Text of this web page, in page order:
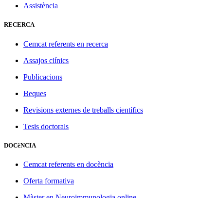
Assistència
RECERCA
Cemcat referents en recerca
Assajos clínics
Publicacions
Beques
Revisions externes de treballs científics
Tesis doctorals
DOCèNCIA
Cemcat referents en docència
Oferta formativa